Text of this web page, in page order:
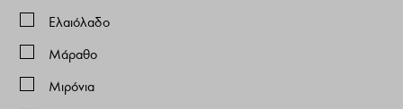
Ελαιόλαδο
Μάραθο
Μιρόνια